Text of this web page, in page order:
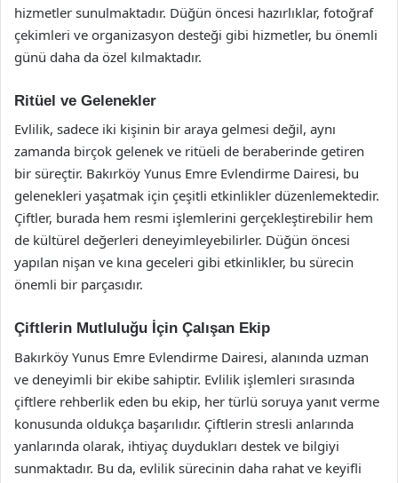
hizmetler sunulmaktadır. Düğün öncesi hazırlıklar, fotoğraf
çekimleri ve organizasyon desteği gibi hizmetler, bu önemli
günü daha da özel kılmaktadır.
Ritüel ve Gelenekler
Evlilik, sadece iki kişinin bir araya gelmesi değil, aynı
zamanda birçok gelenek ve ritüeli de beraberinde getiren
bir süreçtir. Bakırköy Yunus Emre Evlendirme Dairesi, bu
gelenekleri yaşatmak için çeşitli etkinlikler düzenlemektedir.
Çiftler, burada hem resmi işlemlerini gerçekleştirebilir hem
de kültürel değerleri deneyimleyebilirler. Düğün öncesi
yapılan nişan ve kına geceleri gibi etkinlikler, bu sürecin
önemli bir parçasıdır.
Çiftlerin Mutluluğu İçin Çalışan Ekip
Bakırköy Yunus Emre Evlendirme Dairesi, alanında uzman
ve deneyimli bir ekibe sahiptir. Evlilik işlemleri sırasında
çiftlere rehberlik eden bu ekip, her türlü soruya yanıt verme
konusunda oldukça başarılıdır. Çiftlerin stresli anlarında
yanlarında olarak, ihtiyaç duydukları destek ve bilgiyi
sunmaktadır. Bu da, evlilik sürecinin daha rahat ve keyifli